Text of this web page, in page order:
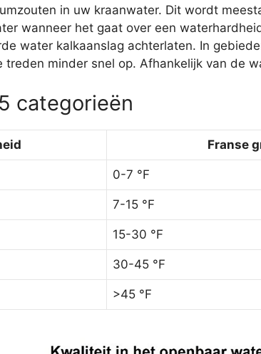
in uw kraanwater. Dit wordt
wanneer het gaat over een
water kalkaanslag achterlaten. In
treden minder snel op. Afhankelijk van de
categorieën
Franse
0-7 °F
7-15 °F
15-30 °F
30-45 °F
>45 °F